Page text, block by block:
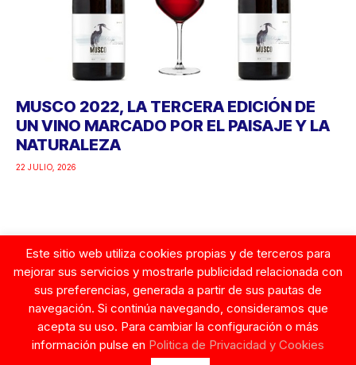
MUSCO 2022, LA TERCERA EDICIÓN DE
UN VINO MARCADO POR EL PAISAJE Y LA
NATURALEZA
22 JULIO, 2026
Google
© Copyright 2026. Tentaciones de Mujer.
Este sitio web utiliza cookies propias y de terceros para
mejorar sus servicios y mostrarle publicidad relacionada con
sus preferencias, generada a partir de sus pautas de
navegación. Si continúa navegando, consideramos que
acepta su uso. Para cambiar la configuración o más
información pulse en Politica de Privacidad y Cookies